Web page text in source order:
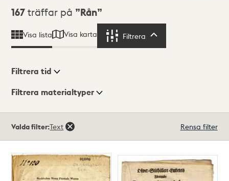
Sökresultat
167 träffar på Rån
Visa lista Visa karta Filtrera
Visningsläge
Filtrera tid
Filtrera materialtyper
167träffar
Valda filter:Text Rensa filter